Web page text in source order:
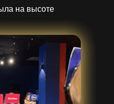
на высоте